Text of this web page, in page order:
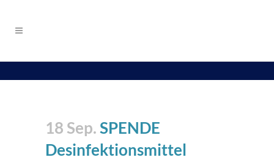
18 Sep.SPENDE
Desinfektionsmittel